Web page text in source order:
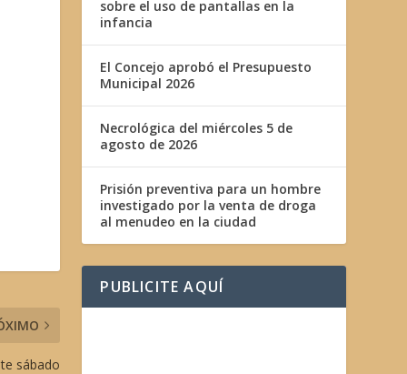
sábado
sobre el uso de pantallas en la
infancia
El Concejo aprobó el Presupuesto
Municipal 2026
Necrológica del miércoles 5 de
agosto de 2026
Prisión preventiva para un hombre
investigado por la venta de droga
al menudeo en la ciudad
PUBLICITE AQUÍ